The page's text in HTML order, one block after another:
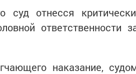
суд отнесся
ответственности
наказание,